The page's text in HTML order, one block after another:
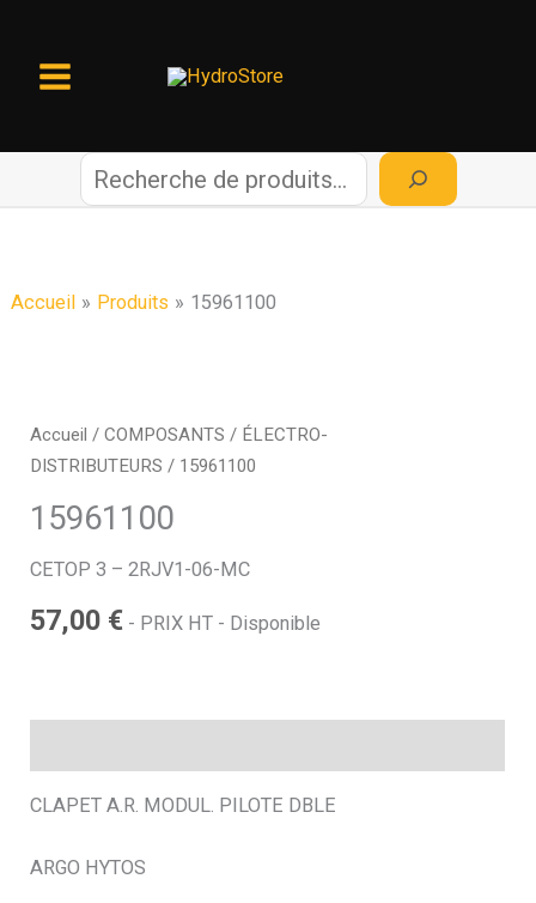
contenu
c
r
c
Accueil Produits 15961100
Accueil /COMPOSANTS / ÉLECTRO-
DISTRIBUTEURS / 15961100
15961100
CETOP 3 – 2RJV1-06-MC
57,00 € - PRIX HT - Disponible
CLAPET A.R. MODUL. PILOTE DBLE
ARGO HYTOS